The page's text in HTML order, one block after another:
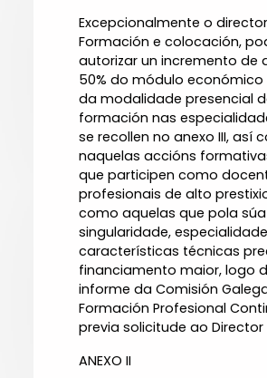
Excepcionalmente o
Formación e colocación,
autorizar un incremento de
50% do módulo económico
da modalidade presencial
formación nas
se recollen no anexo III, así
naquelas accións
que participen como
profesionais de alto
como aquelas que pola súa
singularidade,
características técnicas
financiamento maior, logo
informe da Comisión
Formación Profesional
previa solicitude ao Director
ANEXO II